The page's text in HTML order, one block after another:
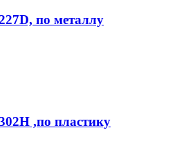
по металлу
,по пластику